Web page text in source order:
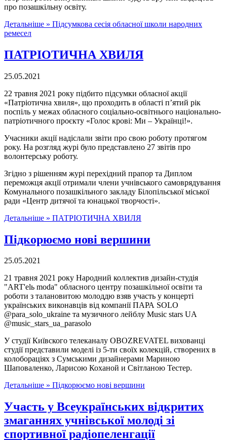
про позашкільну освіту.
Детальніше » Підсумкова сесія обласної школи народних
ремесел
ПАТРІОТИЧНА ХВИЛЯ
25.05.2021
22 травня 2021 року підбито підсумки обласної акції
«Патріотична хвиля», що проходить в області п’ятий рік
поспіль у межах обласного соціально-освітнього національно-
патріотичного проєкту «Голос крові: Ми – Українці!».
Учасники акції надіслали звіти про свою роботу протягом
року. На розгляд журі було представлено 27 звітів про
волонтерську роботу.
Згідно з рішенням журі перехідний прапор та Диплом
переможця акції отримали члени учнівського самоврядування
Комунального позашкільного закладу Білопільської міської
ради «Центр дитячої та юнацької творчості».
Детальніше » ПАТРІОТИЧНА ХВИЛЯ
Підкорюємо нові вершини
25.05.2021
21 травня 2021 року Народний коллектив дизайн-студія
"ART'elь moda" обласного центру позашкільної освіти та
роботи з талановитою молоддю взяв участь у концерті
украïнських виконавцiв вiд компанiï ПАРА SOLO
@para_solo_ukraine та музичного лейблу Music stars UA
@music_stars_ua_parasolo
У студії Київского телеканалу OBOZREVATEL вихованці
студії представили моделі із 5-ти своїх колекцій, створених в
колобораціях з Сумськими дизайнерами Мариною
Шаповаленко, Ларисою Коханой и Світланою Тестер.
Детальніше » Підкорюємо нові вершини
Участь у Всеукраїнських відкритих
змаганнях учнівської молоді зі
спортивної радіопеленгації